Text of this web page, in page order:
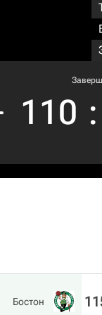
110 :
Бостон